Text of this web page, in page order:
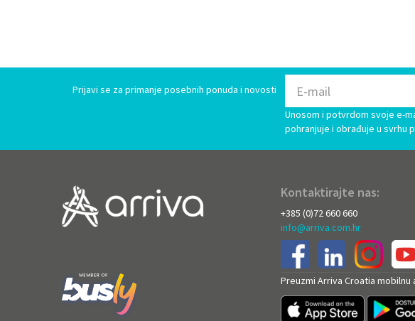
Prijavi se za primanje posebnih ponuda i novosti
Unosom i potvrdom svoje e-
pohranjuje i obrađuje u svrhu
Kontaktirajte nas:
+385 (0)72 660 660
info@arriva.com.hr
Preuzmi Arriva Croatia mobilnu